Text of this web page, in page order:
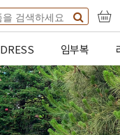
DRESS 임부복